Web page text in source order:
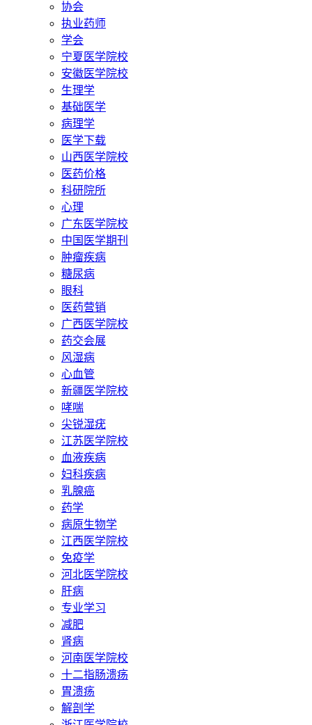
协会
执业药师
学会
宁夏医学院校
安徽医学院校
生理学
基础医学
病理学
医学下载
山西医学院校
医药价格
科研院所
心理
广东医学院校
中国医学期刊
肿瘤疾病
糖尿病
眼科
医药营销
广西医学院校
药交会展
风湿病
心血管
新疆医学院校
哮喘
尖锐湿疣
江苏医学院校
血液疾病
妇科疾病
乳腺癌
药学
病原生物学
江西医学院校
免疫学
河北医学院校
肝病
专业学习
减肥
肾病
河南医学院校
十二指肠溃疡
胃溃疡
解剖学